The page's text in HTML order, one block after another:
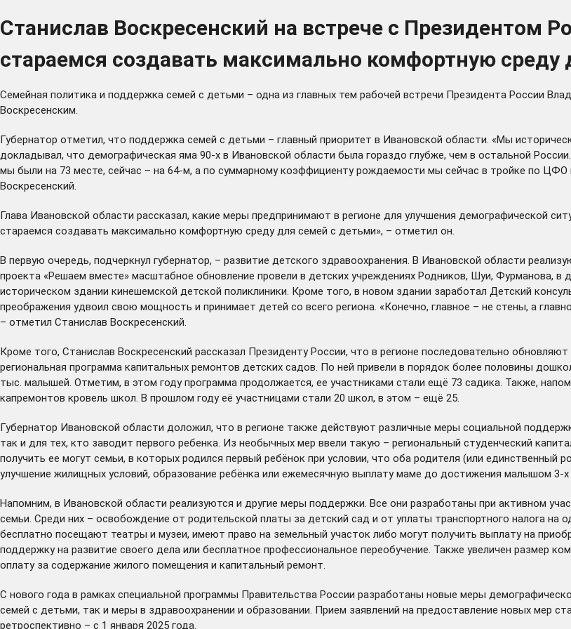
Станислав Воскресенский на встрече с Президентом
стараемся создавать максимально комфортную среду
Семейная политика и поддержка семей с детьми – одна из главных тем рабочей встречи Президента России
Воскресенским.
Губернатор отметил, что поддержка семей с детьми – главный приоритет в Ивановской области. «Мы
докладывал, что демографическая яма 90-х в Ивановской области была гораздо глубже, чем в остальной
мы были на 73 месте, сейчас – на 64-м, а по суммарному коэффициенту рождаемости мы сейчас в тройке по
Воскресенский.
Глава Ивановской области рассказал, какие меры предпринимают в регионе для улучшения демографической
стараемся создавать максимально комфортную среду для семей с детьми», – отметил он.
В первую очередь, подчеркнул губернатор, – развитие детского здравоохранения. В Ивановской области
проекта «Решаем вместе» масштабное обновление провели в детских учреждениях Родников, Шуи, Фурманова, в
историческом здании кинешемской детской поликлиники. Кроме того, в новом здании заработал Детский
преображения удвоил свою мощность и принимает детей со всего региона. «Конечно, главное – не стены, а
– отметил Станислав Воскресенский.
Кроме того, Станислав Воскресенский рассказал Президенту России, что в регионе последовательно
региональная программа капитальных ремонтов детских садов. По ней привели в порядок более половины
тыс. малышей. Отметим, в этом году программа продолжается, ее участниками стали ещё 73 садика. Также,
капремонтов кровель школ. В прошлом году её участницами стали 20 школ, в этом – ещё 25.
Губернатор Ивановской области доложил, что в регионе также действуют различные меры социальной
так и для тех, кто заводит первого ребенка. Из необычных мер ввели такую – региональный студенческий
получить ее могут семьи, в которых родился первый ребёнок при условии, что оба родителя (или единственный
улучшение жилищных условий, образование ребёнка или ежемесячную выплату маме до достижения малышом 3-х
Напомним, в Ивановской области реализуются и другие меры поддержки. Все они разработаны при активном
семьи. Среди них – освобождение от родительской платы за детский сад и от уплаты транспортного налога
бесплатно посещают театры и музеи, имеют право на земельный участок либо могут получить выплату на
поддержку на развитие своего дела или бесплатное профессиональное переобучение. Также увеличен размер
оплату за содержание жилого помещения и капитальный ремонт.
С нового года в рамках специальной программы Правительства России разработаны новые меры
семей с детьми, так и меры в здравоохранении и образовании. Прием заявлений на предоставление новых мер
ретроспективно – с 1 января 2025 года.